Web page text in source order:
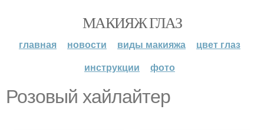
МАКИЯЖ ГЛАЗ
главная новости виды макияжа
цвет глаз
инструкции
фото
Розовый хайлайтер